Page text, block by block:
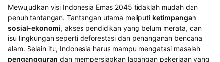
Mewujudkan visi Indonesia Emas 2045 tidaklah mudah dan
penuh tantangan. Tantangan utama meliputi ketimpangan
sosial-ekonomi, akses pendidikan yang belum merata, dan
isu lingkungan seperti deforestasi dan penanganan bencana
alam. Selain itu, Indonesia harus mampu mengatasi masalah
pengangguran dan mempersiapkan lapangan pekerjaan yang